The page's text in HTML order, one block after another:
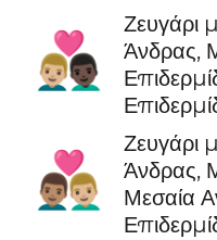
👨🏼‍❤️‍👨🏿
Ζευγάρι
Άνδρας,
👨🏽‍❤️‍👨🏼
Ζευγάρι
Άνδρας,
Μεσαία